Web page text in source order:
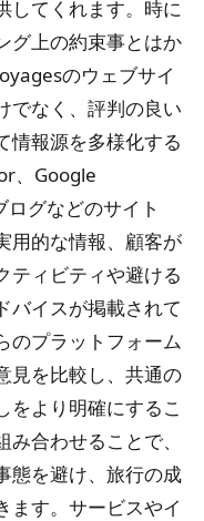
してくれます。時に
グ上の約束事とはか
のウェブサイ
でなく、評判の良い
情報源を多様化する
、Google
グなどのサイト
用的な情報、顧客が
ティビティや避ける
バイスが掲載されて
のプラットフォーム
見を比較し、共通の
をより明確にするこ
合わせることで、
態を避け、旅行の成
ます。サービスやイ